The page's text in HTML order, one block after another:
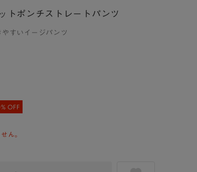
トポンチストレートパンツ
すいイージパンツ
OFF
ん。